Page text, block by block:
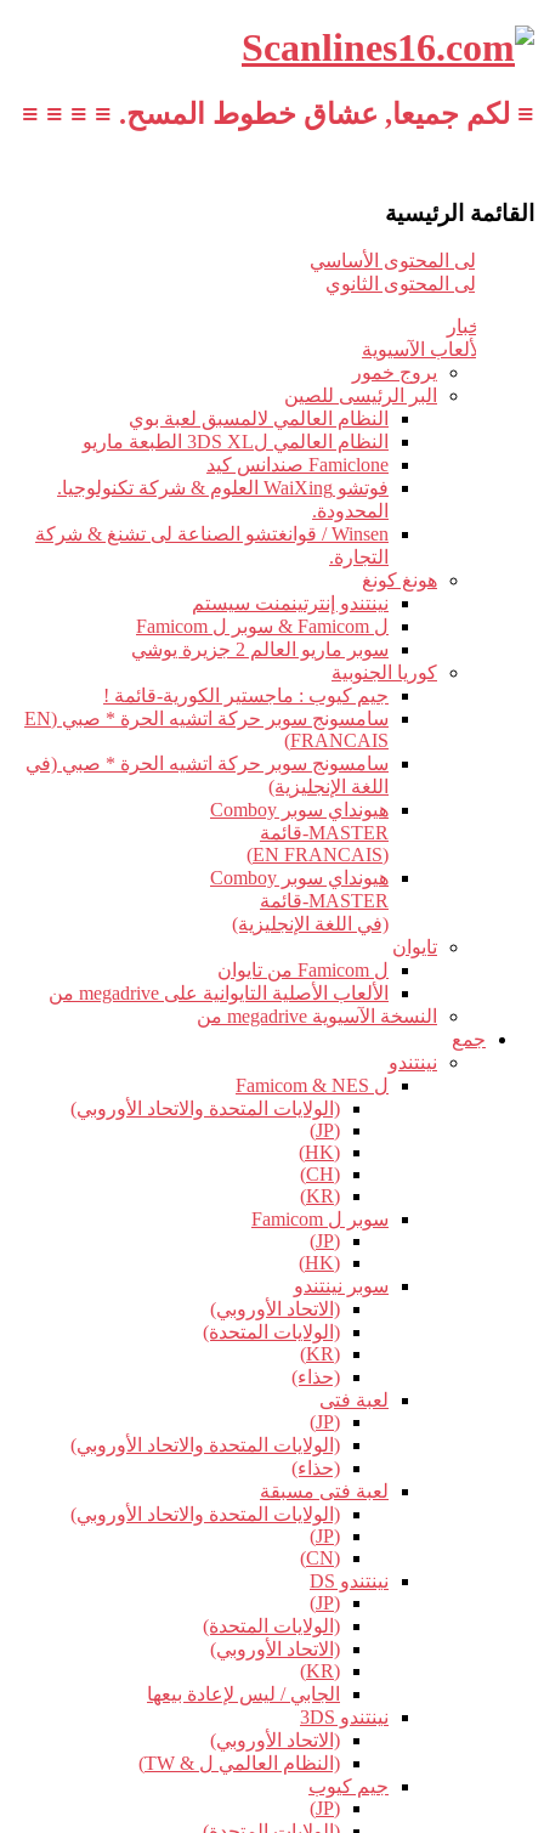
≡ لكم جميعا, عشاق خطوط المسح. ≡ ≡ ≡ ≡
القائمة الرئيسية
تخطي إلى المحتوى الأساسي
تخطي إلى المحتوى الثانوي
أخبار
الألعاب الآسيوية
يروج خمور
البر الرئيسى للصين
النظام العالمي لالمسبق لعبة بوي
النظام العالمي ل3DS XL الطبعة ماريو
Famiclone صندانس كيد
فوتشو WaiXing العلوم & شركة تكنولوجيا.
المحدودة.
Winsen / قوانغتشو الصناعة لى تشنغ & شركة
التجارة.
هونغ كونغ
نينتندو إنترتينمنت سيستم
ل Famicom & سوبر ل Famicom
سوبر ماريو العالم 2 جزيرة يوشي
كوريا الجنوبية
جيم كيوب : ماجستير الكورية-قائمة !
سامسونج سوبر حركة اتشيه الحرة * صبي (EN
FRANCAIS)
سامسونج سوبر حركة اتشيه الحرة * صبي (في
اللغة الإنجليزية)
هيونداي سوبر Comboy
MASTER-قائمة
(EN FRANCAIS)
هيونداي سوبر Comboy
MASTER-قائمة
(في اللغة الإنجليزية)
تايوان
ل Famicom من تايوان
الألعاب الأصلية التايوانية على megadrive من
النسخة الآسيوية megadrive من
جمع
نينتندو
ل Famicom & NES
(الولايات المتحدة والاتحاد الأوروبي)
(JP)
(HK)
(CH)
(KR)
سوبر ل Famicom
(JP)
(HK)
سوبر نينتندو
(الاتحاد الأوروبي)
(الولايات المتحدة)
(KR)
(حذاء)
لعبة فتى
(JP)
(الولايات المتحدة والاتحاد الأوروبي)
(حذاء)
لعبة فتى مسبقة
(الولايات المتحدة والاتحاد الأوروبي)
(JP)
(CN)
نينتندو DS
(JP)
(الولايات المتحدة)
(الاتحاد الأوروبي)
(KR)
الجابي / ليس لإعادة بيعها
نينتندو 3DS
(الاتحاد الأوروبي)
(النظام العالمي ل & TW)
جيم كيوب
(JP)